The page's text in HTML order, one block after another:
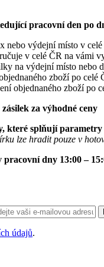
pracovní den po
nebo výdejní místo v
v celé ČR na vámi
na výdejní místo nebo
zboží po celé
objednaného zboží po
za výhodné ceny
které splňují parametry
lze hradit pouze v
pracovní dny 13:00 –
údajů.